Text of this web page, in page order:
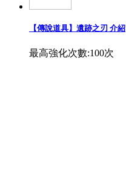
【傳說道具】遺跡之刃 介紹
最高強化次數:100次